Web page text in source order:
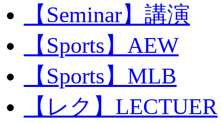
【Seminar】講演
【Sports】AEW
【Sports】MLB
【レク】LECTUER